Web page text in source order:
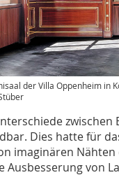
der Villa Oppenheim in
Dies hatte für
imaginären
Ausbesserung von